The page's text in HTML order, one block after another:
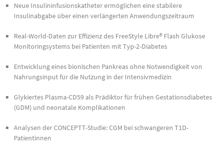
Neue Insulininfusionskatheter ermöglichen eine stabilere
Insulinabgabe über einen verlängerten Anwendungszeitraum
Real-World-Daten zur Effizienz des FreeStyle Libre® Flash Glukose
Monitoringsystems bei Patienten mit Typ-2-Diabetes
Entwicklung eines bionischen Pankreas ohne Notwendigkeit von
Nahrungsinput für die Nutzung in der Intensivmedizin
Glykiertes Plasma-CD59 als Prädiktor für frühen Gestationsdiabetes
(GDM) und neonatale Komplikationen
Analysen der CONCEPTT-Studie: CGM bei schwangeren T1D-
Patientinnen